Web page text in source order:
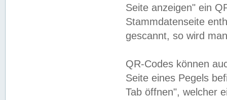
Seite anzeigen" ein
Stammdatenseite
gescannt, so wird
QR-Codes können
Seite eines Pegels
Tab öffnen", welcher